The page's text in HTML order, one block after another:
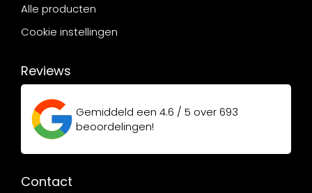
Alle producten
Cookie instellingen
Reviews
Gemiddeld een 4.6 / 5 over693
beoordelingen!
Contact